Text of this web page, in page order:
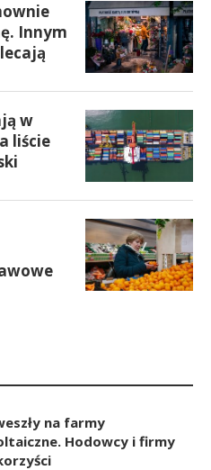
Innym
w
liście
na farmy
Hodowcy i firmy